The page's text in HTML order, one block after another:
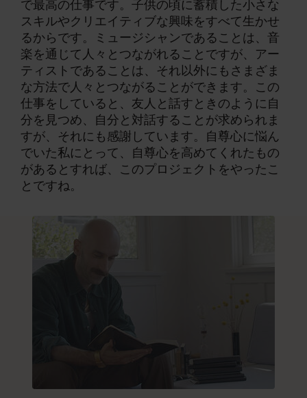
で最高の仕事です。子供の頃に蓄積した小さな
スキルやクリエイティブな興味をすべて生かせ
るからです。ミュージシャンであることは、音
楽を通じて人々とつながれることですが、アー
ティストであることは、それ以外にもさまざま
な方法で人々とつながることができます。この
仕事をしていると、友人と話すときのように自
分を見つめ、自分と対話することが求められま
すが、それにも感謝しています。自尊心に悩ん
でいた私にとって、自尊心を高めてくれたもの
があるとすれば、このプロジェクトをやったこ
とですね。